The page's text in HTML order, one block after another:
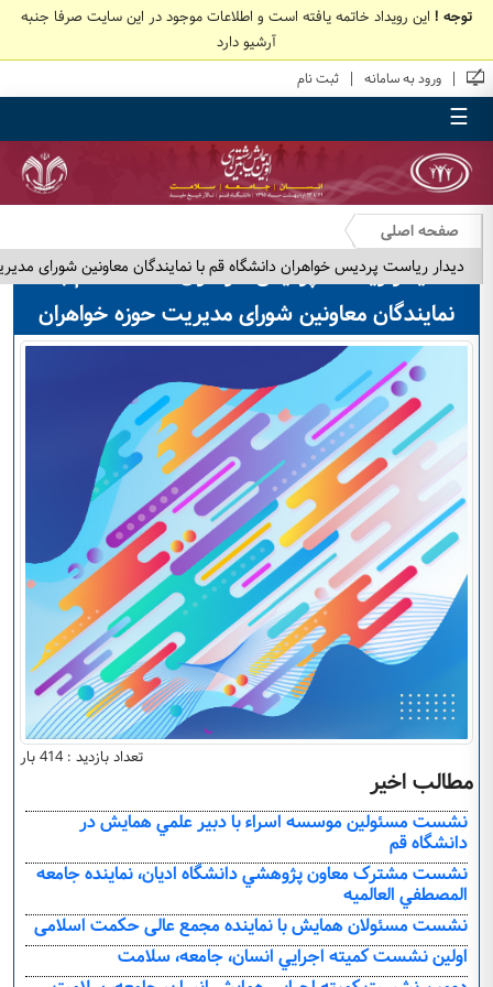
توجه ! این رویداد خاتمه یافته است و اطلاعات موجود در این سایت صرفا جنبه
آرشیو دارد
| ورود به سامانه | ثبت نام
☰
صفحه اصلی
ديدار رياست پرديس خواهران دانشگاه قم با نمايندگان معاونين شورای
ديدار رياست پرديس خواهران دانشگاه قم با
نمايندگان معاونين شورای مديريت حوزه خواهران
تعداد بازدید : 414 بار
مطالب اخیر
نشست مسئولين موسسه اسراء با دبير علمي همايش در
دانشگاه قم
نشست مشترک معاون پژوهشي دانشگاه اديان، نماينده جامعه
المصطفي العالميه
نشست مسئولان همايش با نماينده مجمع عالی حکمت اسلامی
اولين نشست کميته اجرايي انسان، جامعه، سلامت